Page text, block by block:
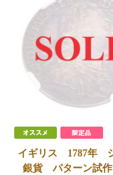
イギリス 1787年
銀貨 パターン試作